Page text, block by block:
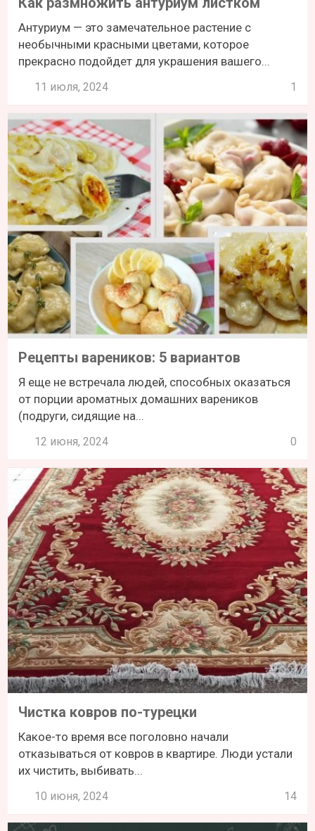
Антуриум — это замечательное растение с
необычными красными цветами, которое
прекрасно подойдет для украшения вашего...
11 июля, 2024 1
Рецепты вареников: 5 вариантов
Я еще не встречала людей, способных оказаться
от порции ароматных домашних вареников
(подруги, сидящие на...
12 июня, 2024 0
Чистка ковров по-турецки
Какое-то время все поголовно начали
отказываться от ковров в квартире. Люди устали
их чистить, выбивать...
10 июня, 2024 14